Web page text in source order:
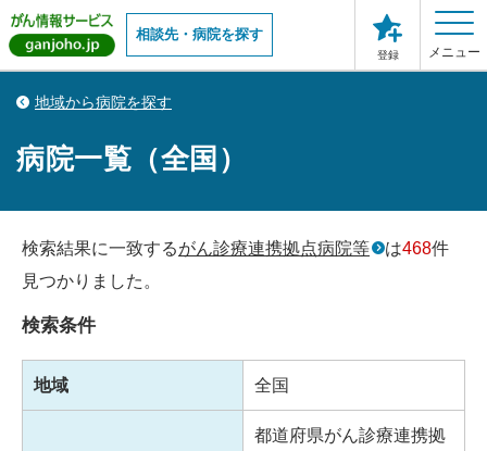
相談先・病院を探す
登録 メニュー
地域から病院を探す
病院一覧（全国）
検索結果に一致するがん診療連携拠点病院等 は468件
見つかりました。
検索条件
地域 全国
都道府県がん診療連携拠